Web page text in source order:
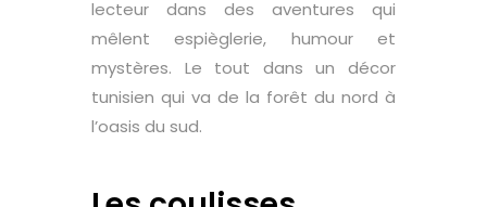
lecteur dans des aventures qui
mêlent espièglerie, humour et
mystères. Le tout dans un décor
tunisien qui va de la forêt du nord à
l’oasis du sud.